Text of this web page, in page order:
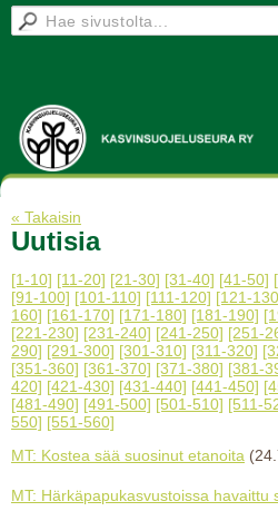
« Takaisin
Uutisia
[1-10] [11-20] [21-30] [31-40] [41-50]
[91-100] [101-110] [111-120] [121-
160] [161-170] [171-180] [181-190]
[221-230] [231-240] [241-250] [251-
290] [291-300] [301-310] [311-320]
[351-360] [361-370] [371-380] [381-
420] [421-430] [431-440] [441-450]
[481-490] [491-500] [501-510] [511-
550] [551-560]
MT: Kostea sää suosinut etanoita
MT: Härkäpapukasvustoissa havaittu